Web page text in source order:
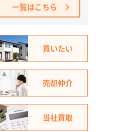
一覧はこちら
買いたい
売却仲介
当社買取